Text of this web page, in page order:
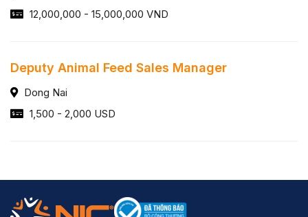
12,000,000 - 15,000,000 VND
Deputy Animal Feed Sales Manager
Dong Nai
1,500 - 2,000 USD